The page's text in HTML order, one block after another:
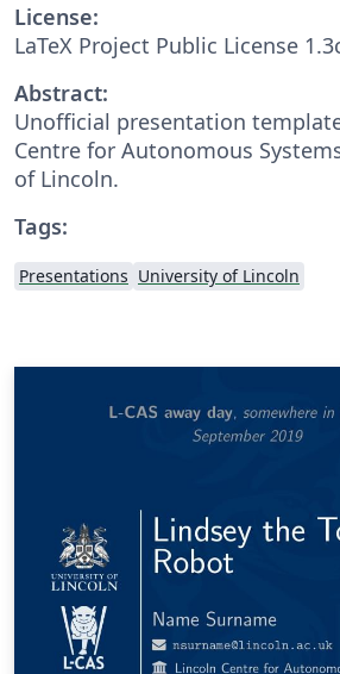
License:
LaTeX Project Public License
Abstract:
Unofficial presentation
Centre for Autonomous
of Lincoln.
Tags:
Presentations University of Lincoln